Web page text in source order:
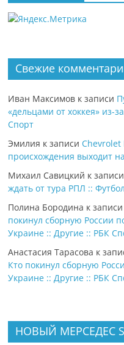
Свежие
Иван Максимов к записи
«дельцами от хоккея» из-
Спорт
Эмилия к записи Chevrolet
происхождения выходит
Михаил Савицкий к
ждать от тура РПЛ ::
Полина Бородина к записи
покинул сборную России
Украине :: Другие :: РБК
Анастасия Тарасова к
Кто покинул сборную
Украине :: Другие :: РБК
НОВЫЙ МЕРСЕДЕС